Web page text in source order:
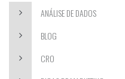
ANÁLISE DE DADOS
BLOG
CRO